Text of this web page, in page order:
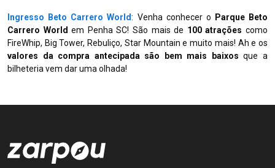
Ingresso Beto Carrero World: Venha conhecer o
Parque Beto
Carrero World em Penha SC! São mais de 100 atrações como
FireWhip, Big Tower, Rebuliço, Star Mountain e muito mais! Ah e os
valores da compra antecipada são bem mais baixos que a
bilheteria vem dar uma olhada!